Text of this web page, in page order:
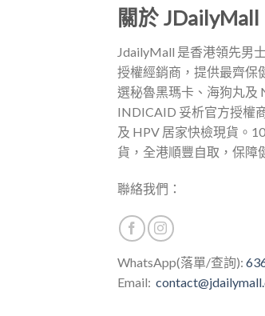
關於 JDailyMall
JdailyMall 是香港領先男
授權經銷商，提供最齊保
選秘魯黑瑪卡、海狗丸及
INDICAID 妥析官方授權
及 HPV 居家快檢現貨。
貨，全港順豐自取，保障
聯絡我們：
WhatsApp(落單/查詢):
Email: